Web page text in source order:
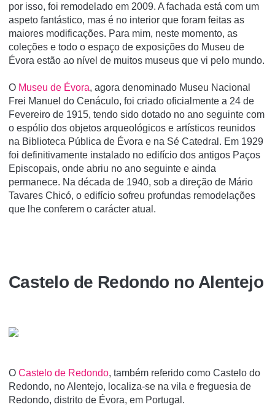
por isso, foi remodelado em 2009. A fachada está com um
aspeto fantástico, mas é no interior que foram feitas as
maiores modificações. Para mim, neste momento, as
coleções e todo o espaço de exposições do Museu de
Évora estão ao nível de muitos museus que vi pelo mundo.
O Museu de Évora, agora denominado Museu Nacional
Frei Manuel do Cenáculo, foi criado oficialmente a 24 de
Fevereiro de 1915, tendo sido dotado no ano seguinte com
o espólio dos objetos arqueológicos e artísticos reunidos
na Biblioteca Pública de Évora e na Sé Catedral. Em 1929
foi definitivamente instalado no edifício dos antigos Paços
Episcopais, onde abriu no ano seguinte e ainda
permanece. Na década de 1940, sob a direção de Mário
Tavares Chicó, o edifício sofreu profundas remodelações
que lhe conferem o carácter atual.
Castelo de Redondo no Alentejo
O Castelo de Redondo, também referido como Castelo do
Redondo, no Alentejo, localiza-se na vila e freguesia de
Redondo, distrito de Évora, em Portugal.